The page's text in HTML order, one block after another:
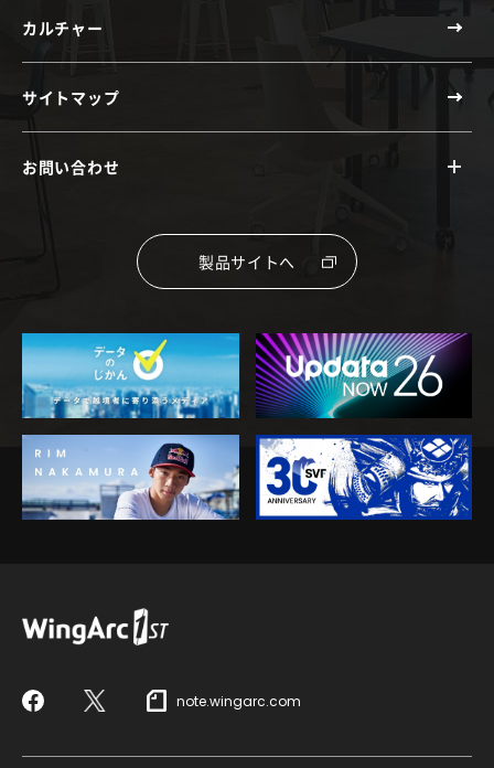
カルチャー
サイトマップ
お問い合わせ
製品サイトへ
FacebookX note.wingarc.com